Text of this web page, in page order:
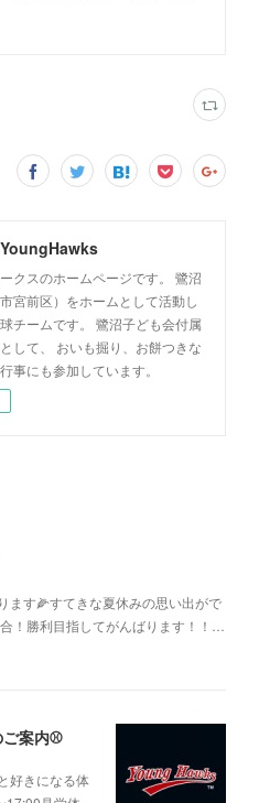
クスのホームページです。 鷺沼
宮前区）をホームとして活動し
チームです。 鷺沼子ども会付属
して、 おいも掘り、お餅つきな
事にも参加しています。
ます🌽すてきな夏休みの思い出がで
！勝利目指してがんばります！！…
案内⚾️
好きになる体